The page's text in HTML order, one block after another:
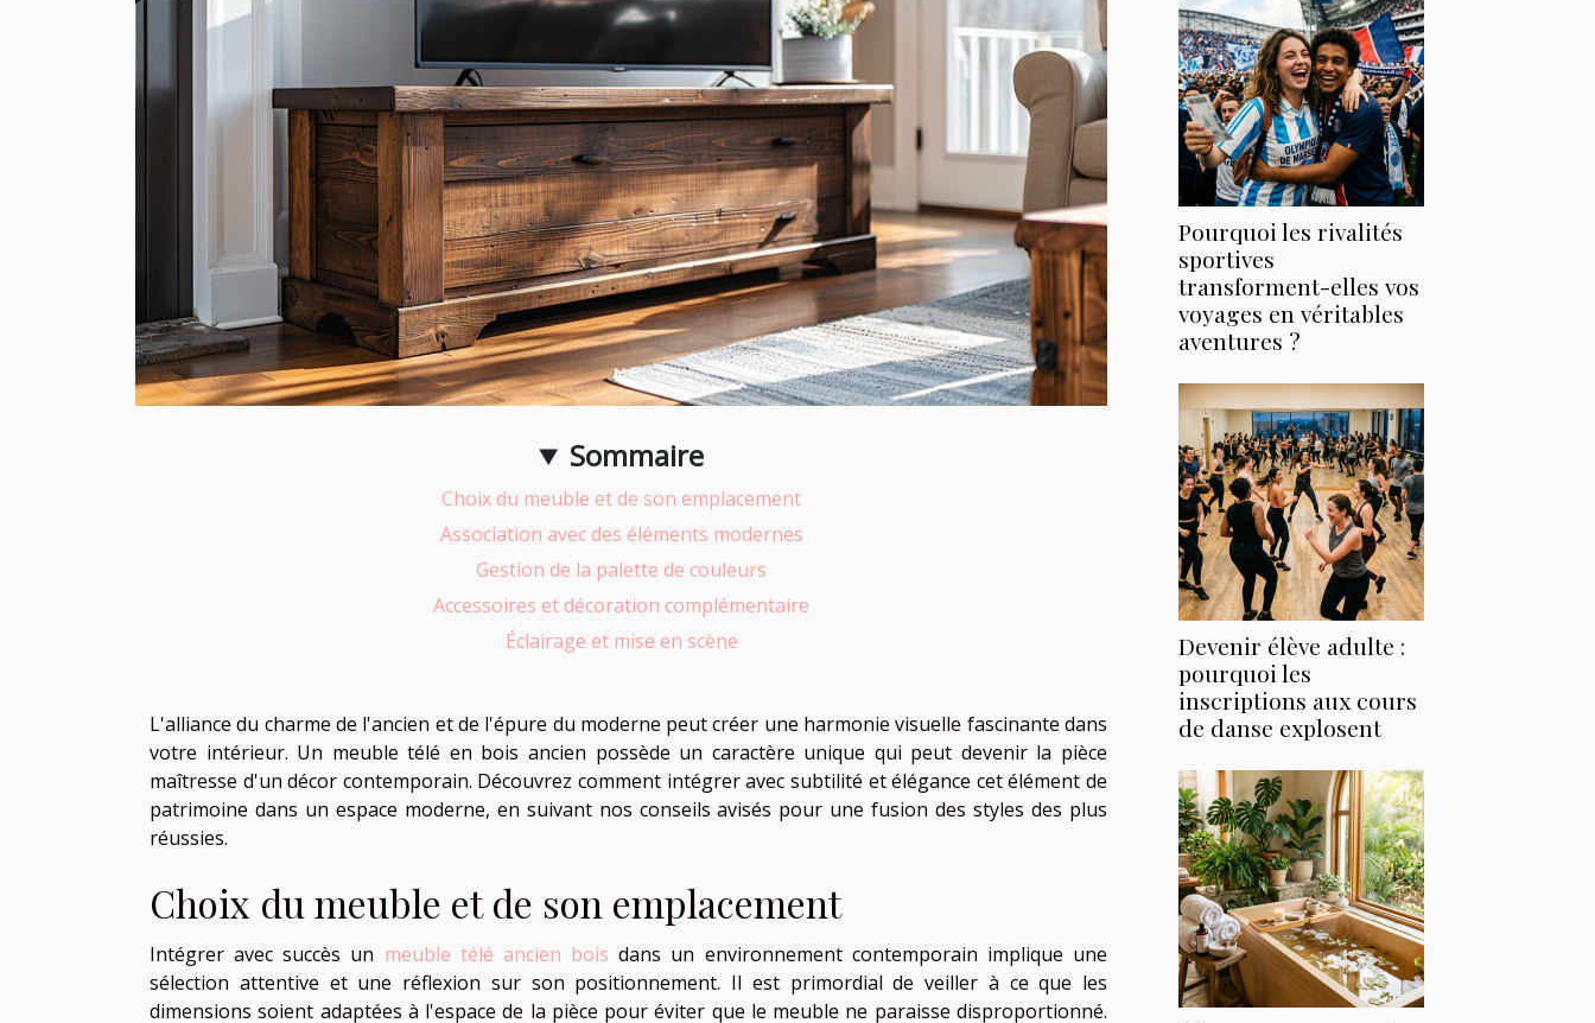
Sommaire
Choix du meuble et de son emplacement
Association avec des éléments modernes
Gestion de la palette de couleurs
Accessoires et décoration complémentaire
Éclairage et mise en scène
L'alliance du charme de l'ancien et de l'épure du moderne peut créer une harmonie visuelle fascinante dans
votre intérieur. Un meuble télé en bois ancien possède un caractère unique qui peut devenir la pièce
maîtresse d'un décor contemporain. Découvrez comment intégrer avec subtilité et élégance cet élément de
patrimoine dans un espace moderne, en suivant nos conseils avisés pour une fusion des styles des plus
réussies.
Choix du meuble et de son emplacement
Intégrer avec succès un meuble télé ancien bois dans un environnement contemporain implique une
sélection attentive et une réflexion sur son positionnement. Il est primordial de veiller à ce que les
dimensions soient adaptées à l'espace de la pièce pour éviter que le meuble ne paraisse disproportionné.
Pourquoi les rivalités
sportives
transforment-elles vos
voyages en véritables
aventures ?
Devenir élève adulte :
pourquoi les
inscriptions aux cours
de danse explosent